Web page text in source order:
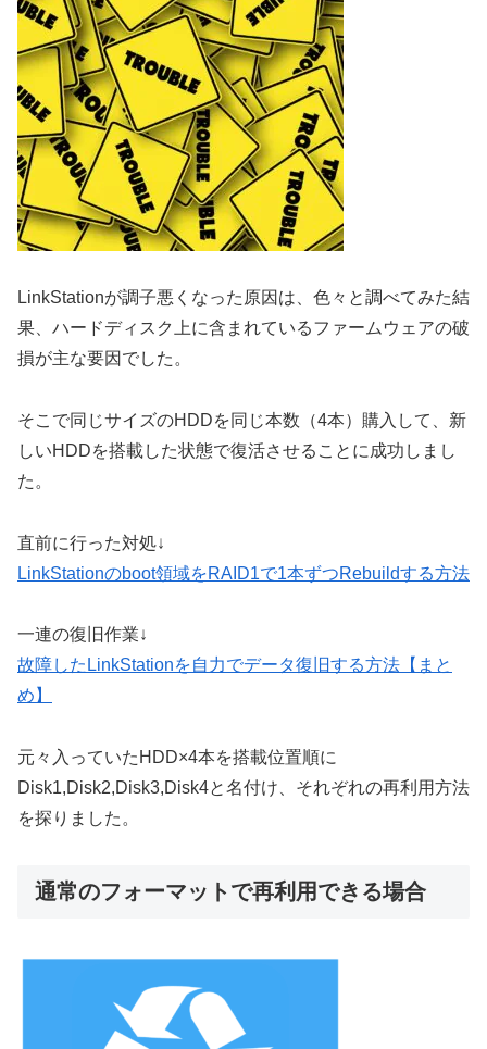
LinkStationが調子悪くなった原因は、色々と調べてみた結
果、ハードディスク上に含まれているファームウェアの破
損が主な要因でした。
そこで同じサイズのHDDを同じ本数（4本）購入して、新
しいHDDを搭載した状態で復活させることに成功しまし
た。
直前に行った対処↓
LinkStationのboot領域をRAID1で1本ずつRebuildする方法
一連の復旧作業↓
故障したLinkStationを自力でデータ復旧する方法【まと
め】
元々入っていたHDD×4本を搭載位置順に
Disk1,Disk2,Disk3,Disk4と名付け、それぞれの再利用方法
を探りました。
通常のフォーマットで再利用できる場合